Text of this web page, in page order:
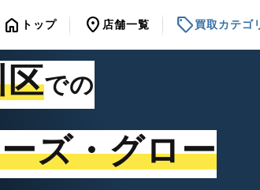
home トップ location_on 店舗一覧 sell買取カテゴ
区での
ズ・グロー